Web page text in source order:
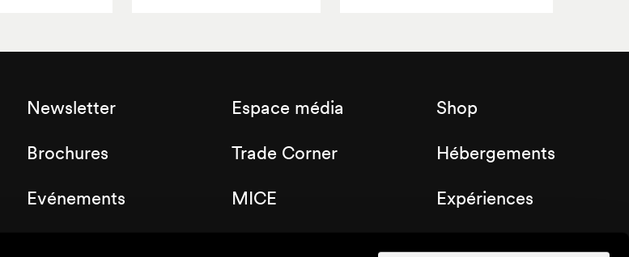
Newsletter
Brochures
Evénements
Espace média
Trade Corner
MICE
Shop
Hébergements
Expériences